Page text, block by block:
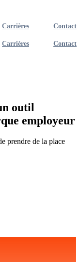
Carrières
Contact
Carrières Contact
outil
employeur
prendre de la place